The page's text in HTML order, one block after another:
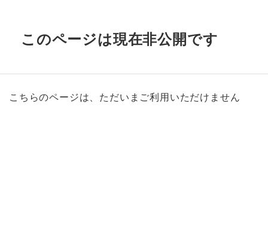
このページは現在非公開です
こちらのページは、ただいまご利用いただけません